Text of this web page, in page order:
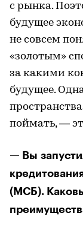
с рынка.
будущее
не совсем
«золотым»
за какими
будущее.
поймать, —
— Вы
(МСБ).